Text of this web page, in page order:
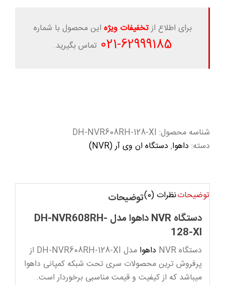
برای اطلاع ازتخفیفات ویژه این محصول با شماره
62999185
-021 تماس بگیرید.
شناسه محصول: DH-NVR608RH-128-XI
دسته: داهوا, دستگاه ان وی آر (NVR)
توضیحاتنظرات (0) توضیحات
دستگاه NVR داهوا مدل DH-NVR608RH-
128-XI
دستگاه NVR داهوا
مدل DH-NVR608RH-128-XI از
پرفروش ترین محصولات سری تحت شبکه کمپانی داهوا
میباشد که از کیفیت و قیمت مناسبی برخوردار است.